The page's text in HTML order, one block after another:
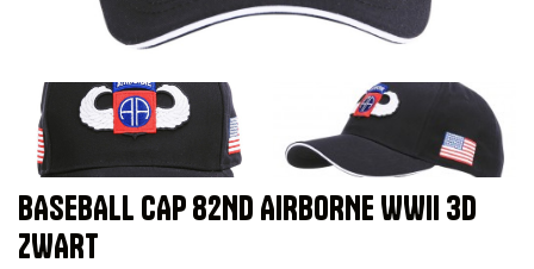
BASEBALL CAP 82ND AIRBORNE WWII 3D
ZWART